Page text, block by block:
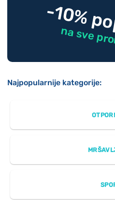
-10%
na sve
Najpopularnije kategorije: